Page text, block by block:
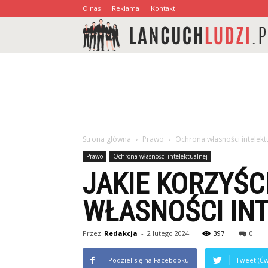
O nas Reklama Kontakt
Strona główna Prawo Ochrona własności
Prawo Ochrona własności intelektualnej
JAKIE
WŁASNOŚCI
Przez Redakcja - 2 lutego 2024 397 0
Podziel się na Facebooku Tweet